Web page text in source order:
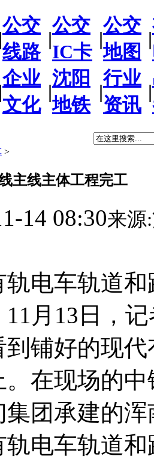
|
公交
线路
|
公交
IC卡
|
公交
地图
|
|
企业
文化
|
沈阳
地铁
|
行业
资讯
|
>
主线主体工程完工
14 08:30来源:
电车轨道
月13日，
到铺好的现
在现场的
团承建的
电车轨道